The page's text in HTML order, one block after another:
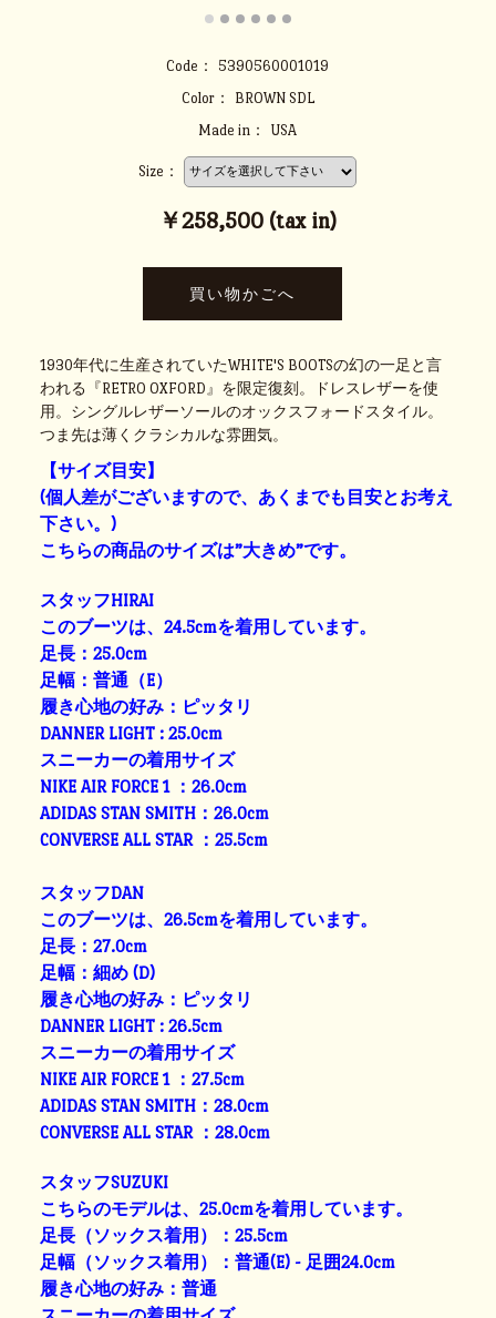
Code：
5390560001019
Color：
BROWN SDL
Made in：
USA
Size：
￥258,500 (tax in)
1930年代に生産されていたWHITE'S BOOTSの幻の一足と言
われる『RETRO OXFORD』を限定復刻。ドレスレザーを使
用。シングルレザーソールのオックスフォードスタイル。
つま先は薄くクラシカルな雰囲気。
【サイズ目安】
(個人差がございますので、あくまでも目安とお考え
下さい。)
こちらの商品のサイズは”大きめ”です。
スタッフHIRAI
このブーツは、24.5cmを着用しています。
足長：25.0cm
足幅：普通（E）
履き心地の好み：ピッタリ
DANNER LIGHT : 25.0cm
スニーカーの着用サイズ
NIKE AIR FORCE 1 ：26.0cm
ADIDAS STAN SMITH：26.0cm
CONVERSE ALL STAR ：25.5cm
スタッフDAN
このブーツは、26.5cmを着用しています。
足長：27.0cm
足幅：細め (D)
履き心地の好み：ピッタリ
DANNER LIGHT : 26.5cm
スニーカーの着用サイズ
NIKE AIR FORCE 1 ：27.5cm
ADIDAS STAN SMITH：28.0cm
CONVERSE ALL STAR ：28.0cm
スタッフSUZUKI
こちらのモデルは、25.0cmを着用しています。
足長（ソックス着用）：25.5cm
足幅（ソックス着用）：普通(E) - 足囲24.0cm
履き心地の好み：普通